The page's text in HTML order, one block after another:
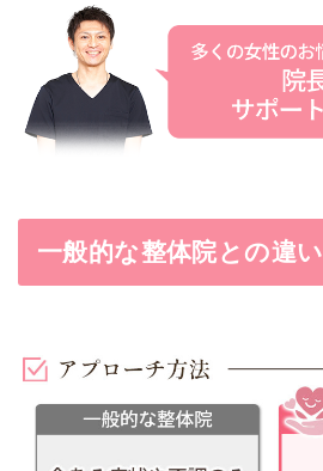
一般的な整体院との違い